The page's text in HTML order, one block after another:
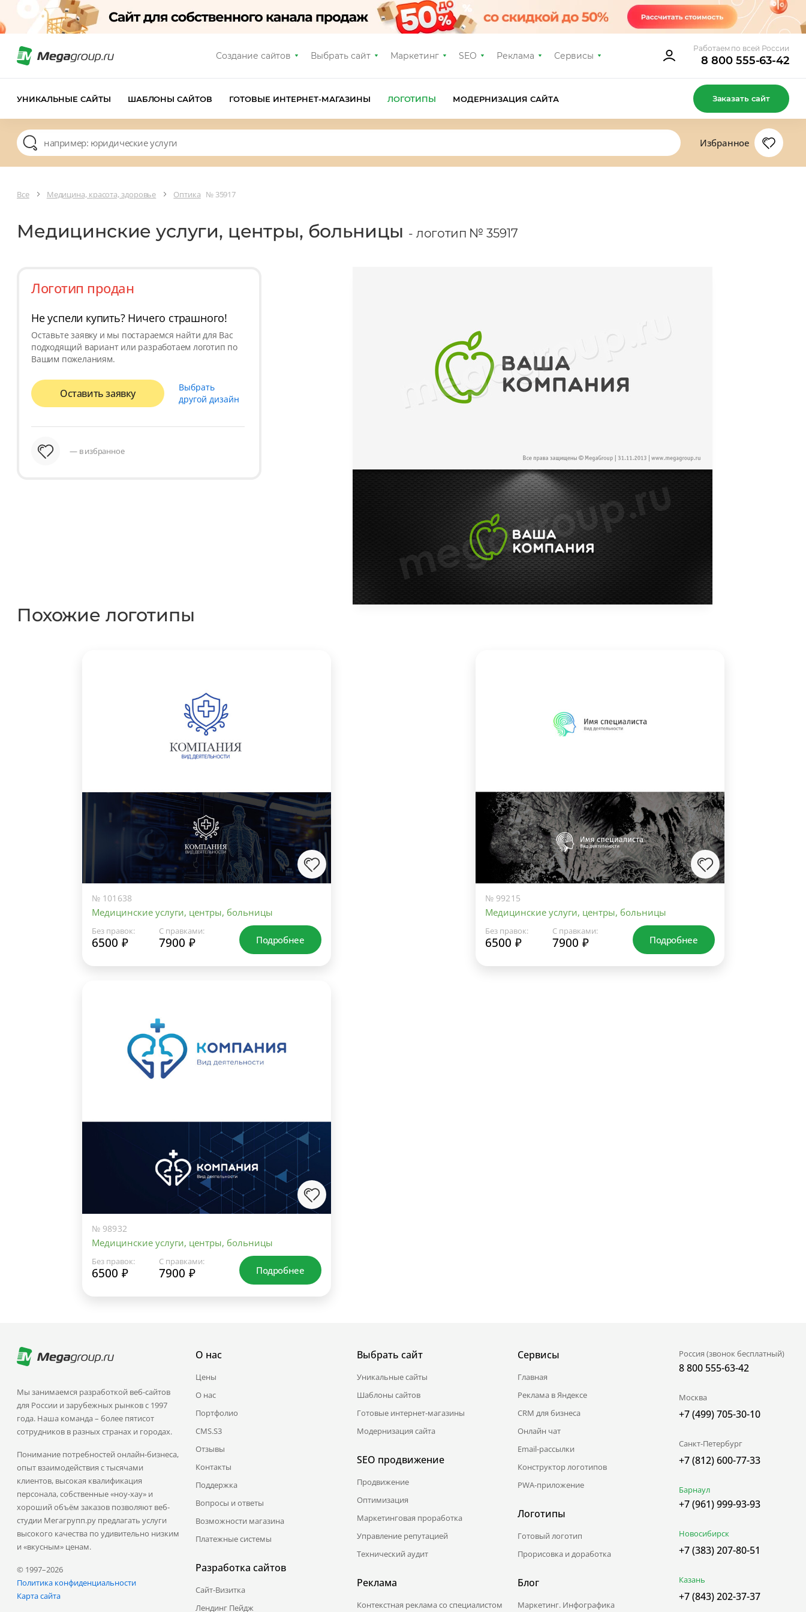
Создание сайтов Выбрать сайт Маркетинг SEO Реклама Сервисы
Работаем по всей России
8 800 555-63-42
УНИКАЛЬНЫЕ САЙТЫ ШАБЛОНЫ САЙТОВ ГОТОВЫЕ ИНТЕРНЕТ-МАГАЗИНЫ ЛОГОТИПЫ МОДЕРНИЗАЦИЯ САЙТА Заказать сайт
Избранное
Все Медицина, красота, здоровье Оптика № 35917
Медицинские услуги, центры, больницы - логотип № 35917
Логотип продан
Не успели купить? Ничего страшного!
Оставьте заявку и мы постараемся найти для Вас
подходящий вариант или разработаем логотип по
Вашим пожеланиям.
Оставить заявку
Выбрать
другой дизайн
— в избранное
Похожие логотипы
№ 101638
Медицинские услуги, центры, больницы
Без правок:
6500 ₽
С правками:
7900 ₽ Подробнее
№ 99215
Медицинские услуги, центры, больницы
Без правок:
6500 ₽
С правками:
7900 ₽ Подробнее
№ 98932
Медицинские услуги, центры, больницы
Без правок:
6500 ₽
С правками:
7900 ₽ Подробнее
Мы занимаемся разработкой веб-сайтов
для России и зарубежных рынков с 1997
года. Наша команда – более пятисот
сотрудников в разных странах и городах.
Понимание потребностей онлайн-бизнеса,
опыт взаимодействия с тысячами
клиентов, высокая квалификация
персонала, собственные «ноу-хау» и
хороший объём заказов позволяют веб-
студии Мегагрупп.ру предлагать услуги
высокого качества по удивительно низким
и «вкусным» ценам.
© 1997–2026
Политика конфиденциальности
Карта сайта
О нас
Цены
О нас
Портфолио
CMS.S3
Отзывы
Контакты
Поддержка
Вопросы и ответы
Возможности магазина
Платежные системы
Разработка сайтов
Сайт-Визитка
Лендинг Пейдж
Выбрать сайт
Уникальные сайты
Шаблоны сайтов
Готовые интернет-магазины
Модернизация сайта
SEO продвижение
Продвижение
Оптимизация
Маркетинговая проработка
Управление репутацией
Технический аудит
Реклама
Контекстная реклама со специалистом
Сервисы
Главная
Реклама в Яндексе
CRM для бизнеса
Онлайн чат
Email-рассылки
Конструктор логотипов
PWA-приложение
Логотипы
Готовый логотип
Прорисовка и доработка
Блог
Маркетинг. Инфографика
Россия (звонок бесплатный)
8 800 555-63-42
Москва
+7 (499) 705-30-10
Санкт-Петербург
+7 (812) 600-77-33
Барнаул
+7 (961) 999-93-93
Новосибирск
+7 (383) 207-80-51
Казань
+7 (843) 202-37-37